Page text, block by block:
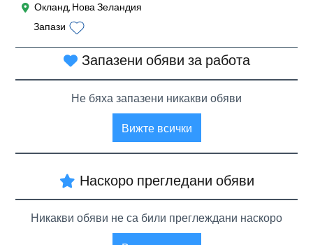
Окланд, Нова Зеландия
Запази
Запазени обяви за работа
Не бяха запазени никакви обяви
Вижте всички
Наскоро прегледани обяви
Никакви обяви не са били преглеждани наскоро